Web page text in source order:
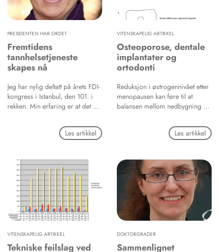
PRESIDENTEN HAR ORDET
Fremtidens
tannhelsetjeneste
skapes nå
Jeg har nylig deltatt på årets FDI-
kongress i Istanbul, den 101. i
rekken. Min erfaring er at det å
er viktig for NTF. Både
problemstillingene og
våre nasjonale utfordringer, er vi
i Norge utrolig heldig stilt i
forhold til de fleste andre i
verden, også på
tannhelseområdet.
Les artikkel
VITENSKAPELIG ARTIKKEL
Osteoporose, dentale
implantater og
ortodonti
Reduksjon i østrogennivået etter
menopausen kan føre til at
balansen mellom nedbygning og
retning av osteoporose. Studier
på ovariektomerte dyr tyder på
hurtigere under slike forhold.
Etterundersøkelser av dentale
implantater hos
postmenopausale kvinner er
imidlertid ikke entydige hverken
når det gjelder tidlig
osseoeintegrering eller tap av
implantater. Noen undersøkelser
tyder på at osteoporose kan gi
Les artikkel
VITENSKAPELIG ARTIKKEL
Tekniske feilslag ved
DOKTORGRADER
Sammenlignet